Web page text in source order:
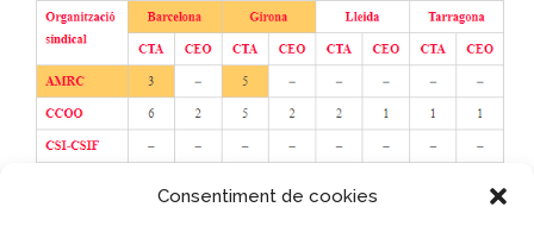
Consentiment de cookies